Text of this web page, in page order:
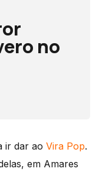
no
ir dar ao Vira Pop.
em Amares